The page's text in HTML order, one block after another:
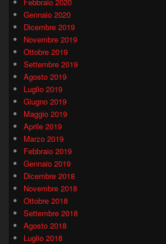
Febbraio 2020
Gennaio 2020
Dicembre 2019
Novembre 2019
Ottobre 2019
Settembre 2019
Agosto 2019
Luglio 2019
Giugno 2019
Maggio 2019
Aprile 2019
Marzo 2019
Febbraio 2019
Gennaio 2019
Dicembre 2018
Novembre 2018
Ottobre 2018
Settembre 2018
Agosto 2018
Luglio 2018